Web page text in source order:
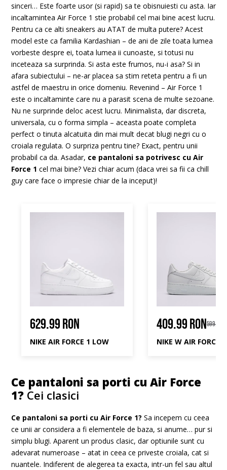
sinceri… Este foarte usor (si rapid) sa te obisnuiesti cu asta. Iar
incaltamintea Air Force 1 stie probabil cel mai bine acest lucru.
Pentru ca ce alti sneakers au ATAT de multa putere? Acest
model este ca familia Kardashian – de ani de zile toata lumea
vorbeste despre ei, toata lumea ii cunoaste, si totusi nu
inceteaza sa surprinda. Si asta este frumos, nu-i asa? Si in
afara subiectului – ne-ar placea sa stim reteta pentru a fi un
astfel de maestru in orice domeniu. Revenind – Air Force 1
este o incaltaminte care nu a parasit scena de multe sezoane.
Nu ne surprinde deloc acest lucru. Minimalista, dar discreta,
universala, cu o forma simpla – aceasta poate completa
perfect o tinuta alcatuita din mai mult decat blugi negri cu o
croiala regulata. O surpriza pentru tine? Exact, pentru unii
probabil ca da. Asadar, ce pantaloni sa potrivesc cu Air
Force 1 cel mai bine? Vezi chiar acum (daca vrei sa fii ca chill
guy care face o impresie chiar de la inceput)!
629.99 RON
NIKE AIR FORCE 1 LOW
409.99 RON599.99
NIKE W AIR FORCE 1
Ce pantaloni sa porti cu Air Force
1? Cei clasici
Ce pantaloni sa porti cu Air Force 1? Sa incepem cu ceea
ce unii ar considera a fi elementele de baza, si anume… pur si
simplu blugi. Aparent un produs clasic, dar optiunile sunt cu
adevarat numeroase – atat in ceea ce priveste croiala, cat si
nuantele. Indiferent de alegerea ta exacta, intr-un fel sau altul